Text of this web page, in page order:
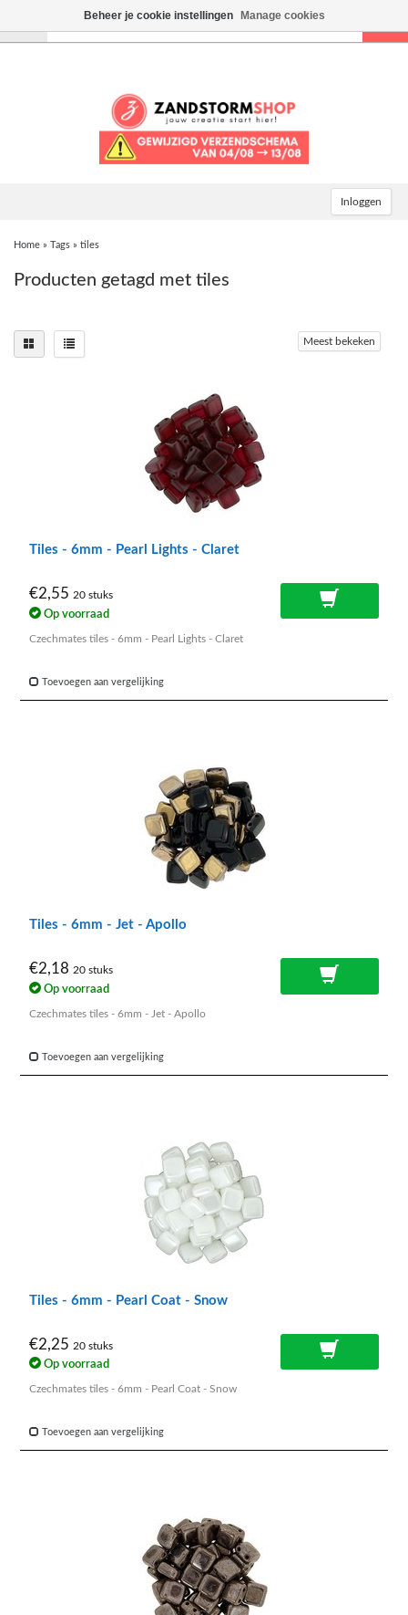
Inloggen
Home » Tags » tiles
Producten getagd met tiles
Meest bekeken
Tiles - 6mm - Pearl Lights - Claret
€2,55 20 stuks
Op voorraad
Czechmates tiles - 6mm - Pearl Lights - Claret
Toevoegen aan vergelijking
Tiles - 6mm - Jet - Apollo
€2,18 20 stuks
Op voorraad
Czechmates tiles - 6mm - Jet - Apollo
Toevoegen aan vergelijking
Tiles - 6mm - Pearl Coat - Snow
€2,25 20 stuks
Op voorraad
Czechmates tiles - 6mm - Pearl Coat - Snow
Toevoegen aan vergelijking
Beheer je cookie instellingen Manage cookies